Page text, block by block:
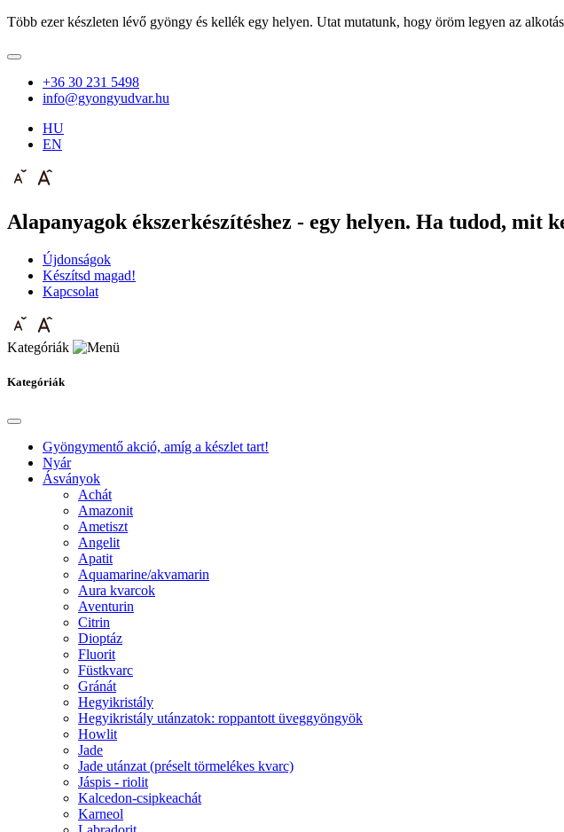
Több ezer készleten lévő gyöngy és kellék egy helyen. Utat mutatunk, hogy öröm legyen az
+36 30 231 5498
info@gyongyudvar.hu
HU
EN
Alapanyagok ékszerkészítéshez - egy helyen. Ha tudod, mit
Újdonságok
Készítsd magad!
Kapcsolat
Kategóriák
Kategóriák
Gyöngymentő akció, amíg a készlet tart!
Nyár
Ásványok
Achát
Amazonit
Ametiszt
Angelit
Apatit
Aquamarine/akvamarin
Aura kvarcok
Aventurin
Citrin
Dioptáz
Fluorit
Füstkvarc
Gránát
Hegyikristály
Hegyikristály utánzatok: roppantott üveggyöngyök
Howlit
Jade
Jade utánzat (préselt törmelékes kvarc)
Jáspis - riolit
Kalcedon-csipkeachát
Karneol